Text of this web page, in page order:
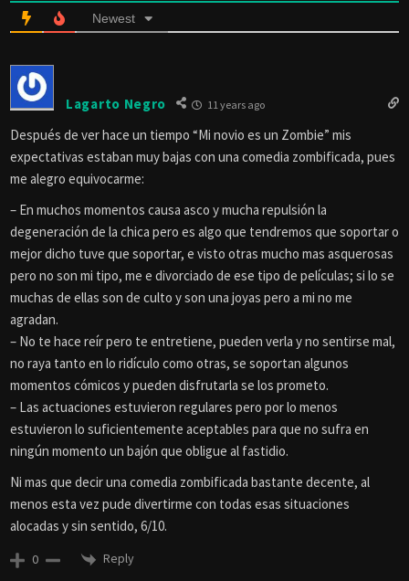
Newest
Lagarto Negro 11 years ago
Después de ver hace un tiempo “Mi novio es un Zombie” mis
expectativas estaban muy bajas con una comedia zombificada, pues
me alegro equivocarme:
– En muchos momentos causa asco y mucha repulsión la
degeneración de la chica pero es algo que tendremos que soportar o
mejor dicho tuve que soportar, e visto otras mucho mas asquerosas
pero no son mi tipo, me e divorciado de ese tipo de películas; si lo se
muchas de ellas son de culto y son una joyas pero a mi no me
agradan.
– No te hace reír pero te entretiene, pueden verla y no sentirse mal,
no raya tanto en lo ridículo como otras, se soportan algunos
momentos cómicos y pueden disfrutarla se los prometo.
– Las actuaciones estuvieron regulares pero por lo menos
estuvieron lo suficientemente aceptables para que no sufra en
ningún momento un bajón que obligue al fastidio.
Ni mas que decir una comedia zombificada bastante decente, al
menos esta vez pude divertirme con todas esas situaciones
alocadas y sin sentido, 6/10.
0 Reply